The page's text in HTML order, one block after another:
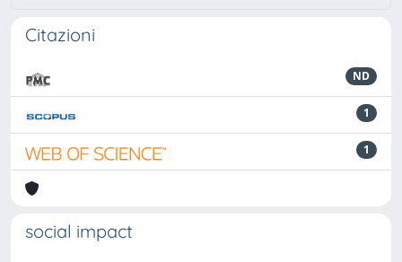
Citazioni
ND
1
1
social impact